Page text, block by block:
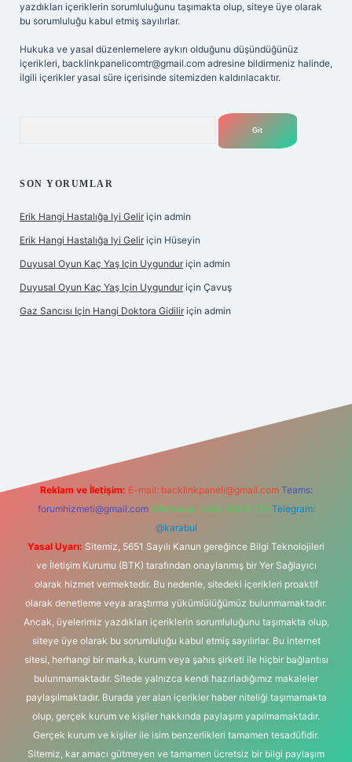
yazdıkları içeriklerin sorumluluğunu taşımakta olup, siteye üye olarak
bu sorumluluğu kabul etmiş sayılırlar.
Hukuka ve yasal düzenlemelere aykırı olduğunu düşündüğünüz
içerikleri, backlinkpanelicomtr@gmail.com adresine bildirmeniz halinde,
ilgili içerikler yasal süre içerisinde sitemizden kaldırılacaktır.
SON YORUMLAR
Erik Hangi Hastalığa Iyi Gelir için admin
Erik Hangi Hastalığa Iyi Gelir için Hüseyin
Duyusal Oyun Kaç Yaş Için Uygundur için admin
Duyusal Oyun Kaç Yaş Için Uygundur için Çavuş
Gaz Sancısı Için Hangi Doktora Gidilir için admin
Reklam ve İletişim: E-mail: backlinkpaneli@gmail.com Teams:
forumhizmeti@gmail.com Whatsapp: 0262 606 0 726 Telegram:
@karabul
Yasal Uyarı: Sitemiz, 5651 Sayılı Kanun gereğince Bilgi Teknolojileri
ve İletişim Kurumu (BTK) tarafından onaylanmış bir Yer Sağlayıcı
olarak hizmet vermektedir. Bu nedenle, sitedeki içerikleri proaktif
olarak denetleme veya araştırma yükümlülüğümüz bulunmamaktadır.
Ancak, üyelerimiz yazdıkları içeriklerin sorumluluğunu taşımakta olup,
siteye üye olarak bu sorumluluğu kabul etmiş sayılırlar. Bu internet
sitesi, herhangi bir marka, kurum veya şahıs şirketi ile hiçbir bağlantısı
bulunmamaktadır. Sitede yalnızca kendi hazırladığımız makaleler
paylaşılmaktadır. Burada yer alan içerikler haber niteliği taşımamakta
olup, gerçek kurum ve kişiler hakkında paylaşım yapılmamaktadır.
Gerçek kurum ve kişiler ile isim benzerlikleri tamamen tesadüfidir.
Sitemiz, kar amacı gütmeyen ve tamamen ücretsiz bir bilgi paylaşım